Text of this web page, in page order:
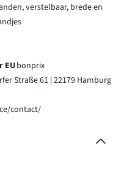
verstelbaar, brede en
EUbonprix
Straße 61 | 22179 Hamburg
contact/